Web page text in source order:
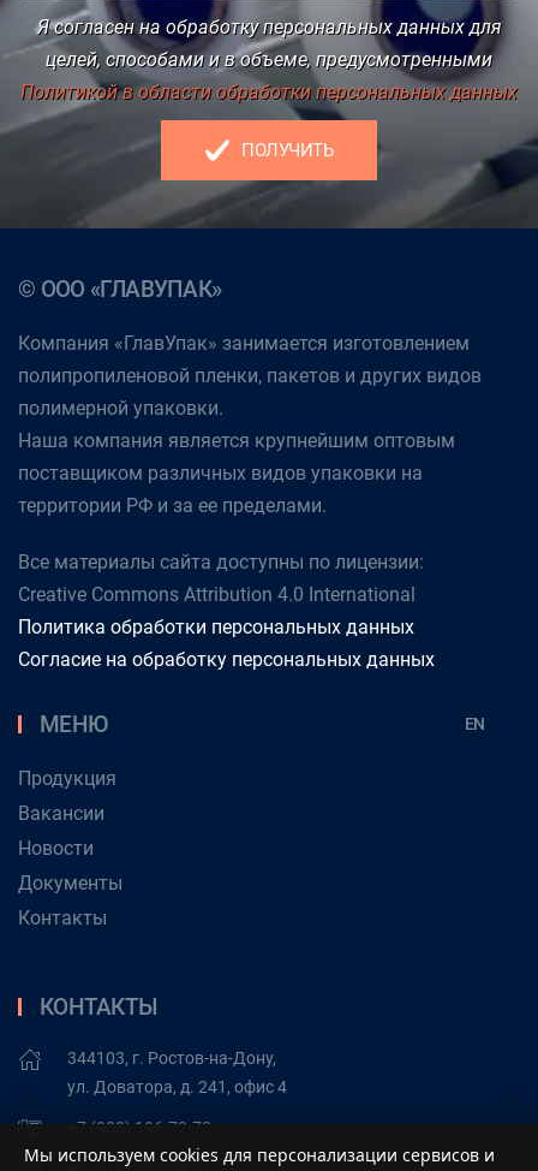
Я согласен на обработку персональных данных для
целей, способами и в объеме, предусмотренными
Политикой в области обработки персональных данных
ПОЛУЧИТЬ
© ООО «ГЛАВУПАК»
Компания «ГлавУпак» занимается изготовлением
полипропиленовой пленки, пакетов и других видов
полимерной упаковки.
Наша компания является крупнейшим оптовым
поставщиком различных видов упаковки на
территории РФ и за ее пределами.
Все материалы сайта доступны по лицензии:
Creative Commons Attribution 4.0 International
Политика обработки персональных данных
Согласие на обработку персональных данных
МЕНЮ EN
Продукция
Вакансии
Новости
Документы
Контакты
КОНТАКТЫ
344103, г. Ростов-на-Дону,
ул. Доватора, д. 241, офис 4
+7 (908) 196-72-73
Мы используем cookies для персонализации сервисов и